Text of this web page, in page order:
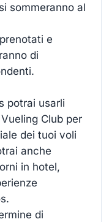
sommeranno al
e
di
potrai usarli
Club per
dei tuoi voli
anche
in hotel,
di